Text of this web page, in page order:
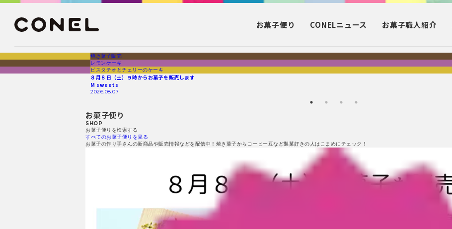
お菓子便り CONELニュース お菓子職人紹介
焼き菓子販売
レモンケーキ
ピスタチオとチェリーのケーキ
８月８日（土）９時からお菓子を販売します
M sweets
2026.08.07
お菓子便り
SHOP
お菓子便りを検索する
すべてのお菓子便りを見る
お菓子の作り手さんの新商品や販売情報などを配信中！焼き菓子からコーヒー豆など製菓好きの人はこまめにチェック！